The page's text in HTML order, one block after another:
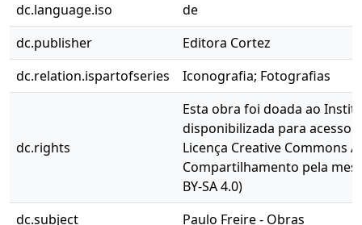
dc.language.iso
de
dc.publisher
Editora Cortez
dc.relation.ispartofseries
Iconografia; Fotografias
dc.rights
Esta obra foi doada ao
disponibilizada para acesso
Licença Creative Commons
Compartilhamento pela
BY-SA 4.0)
dc.subject
Paulo Freire - Obras